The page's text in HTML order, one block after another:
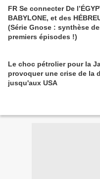
FR Se connecter De l’ÉGYPTE à
BABYLONE, et des
(Série Gnose : synthèse
premiers épisodes !)
Le choc pétrolier pour la
provoquer une crise de la
jusqu'aux USA